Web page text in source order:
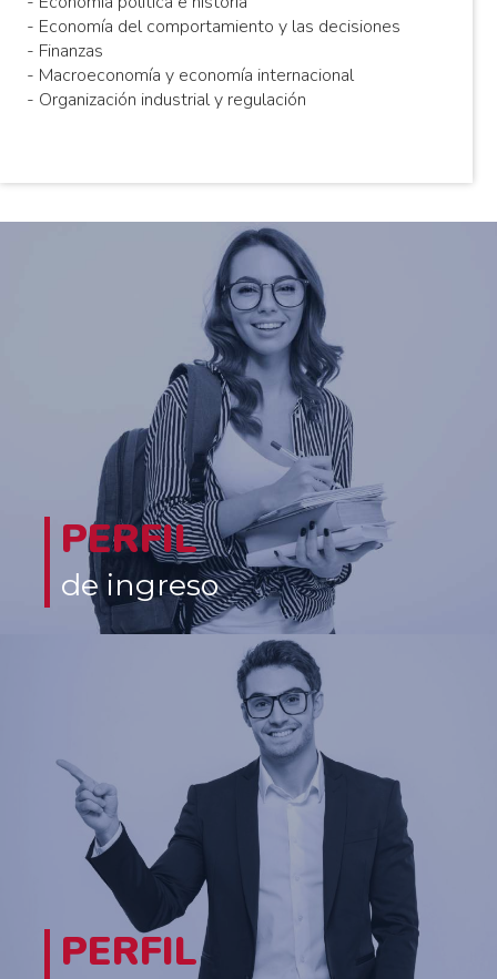
- Economía del comportamiento y las decisiones
- Finanzas
- Macroeconomía y economía internacional
- Organización industrial y regulación
PERFIL
de ingreso
Doctorado en Economía
estudiantes del programa deJóvenes Investigadores que
desarrolla la Facultad de Economíay otras facultades o centros de
investigación del país.
Adicionalmente, está dirigido a profesionales con formación en
economía o en otras áreas, en particular docentes/investigadores
universitarios.
PERFIL
Las competencias a desarrollar en los alumnos se orientan hacia
que permitan al egresado desempeñarse
como
docente o investigador en centros de investigación
nacionales como internacionales, a nivel público y privado;
funcionarios de alto nivel en el gobierno nacional y sus estancias
regionales y locales; y profesionales con amplia preparación
analítica para el abordaje de problemas socioeconómicos
complejos tanto en el ámbito público como privado.
En resumen, la combinación del enfoque microeconómico, la
fundamentación matemática, la posibilidad de estudiar distintas
áreas de la economía y la formación ética y humanística son el sello
que caracteriza al egresado del programa de Doctorado en